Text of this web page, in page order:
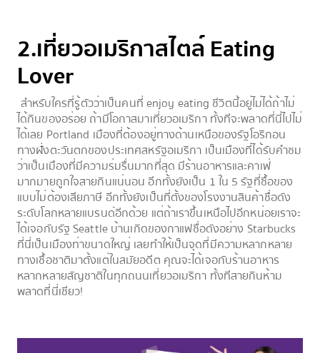
2.เที่ยวอเมริกาสไตล์ Eating
Lover
สำหรับใครที่รู้ตัวว่าเป็นคนที่ enjoy eating ชีวิตนี้อยู่ไม่ได้ถ้าไม่
ได้กินของอร่อย ถ้ามีโอกาสมาเที่ยวอเมริกา ทั้งทีจะพลาดที่นี่ไปไม่
ได้เลย Portland เมืองที่ต้องอยู่ทางด้านเหนือของรัฐโอริกอน
ทางฝั่งตะวันตกของประเทศสหรัฐอเมริกา เป็นเมืองที่ได้รับคำชม
ว่าเป็นเมืองที่มีความร่มรื่นมากที่สุด มีร้านอาหารและคาเฟ่
มากมายถูกใจสายกินแน่นอน อีกทั้งยังเป็น 1 ใน 5 รัฐที่ซื้อของ
แบบไม่ต้องเสียภาษี อีกทั้งยังเป็นที่ตั้งของโรงงานสินค้าชื่อดัง
ระดับโลกหลายแบรนด์อีกด้วย แต่ถ้าเราขึ้นเหนือไปอีกหน่อยเราจะ
ได้เจอกับรัฐ Seattle บ้านเกิดของกาแฟชื่อดังอย่าง Starbucks
ที่นี่เป็นเมืองท่าขนาดใหญ่ เลยทำให้เป็นจุดที่มีความหลากหลาย
ทางเชื้อชาติมาตั้งแต่ในสมัยอดีต คุณจะได้เจอกับร้านอาหาร
หลากหลายสัญชาติในทุกถนนเที่ยวอเมริกา ทั้งทีสายกินห้าม
พลาดที่นี่เชียว!